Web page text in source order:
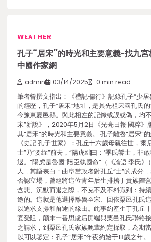
WEATHER
孔子“居宋”的時光和主要意義-找九
中國作家網
admin 03/14/2025 0 min read
筆者曾撰文指出：《禮記·儒行》記錄孔子“少
的經歷，孔子“居宋”地址，是其先祖宋國孔氏
今豫東夏邑縣。與此相左的記錄或誤或偽，均
宋”新說》，2020年5月2日《光亮日報·國粹》
其“居宋”的時光和主要意義。 孔子離魯“居宋”
《史記·孔子世家》：孔丘十六歲母親往世，爾
士”乃“要绖”前去，“陽虎絀曰：‘季氏饗士，非
退。”陽虎是魯國“陪臣執國命”（《論語·季氏
人，其語表白：曲阜當政者對孔丘“士”的成分
否認立場，曾經將這位青年后生排擠于貴族陣
含悲、沉默而退之際，不克不及不料識到：持
途的。這就是他選擇離魯至宋、回依栗邑孔氏
以追求支撐和前途的緣由。此事約產生于孔丘
宴受阻，顛末一番思慮后開端與栗邑孔氏聯絡
之請求，到栗邑孔氏家族晚輩約定採取，為期
以可以鑒定：孔子“居宋”年夜約始于18歲之年